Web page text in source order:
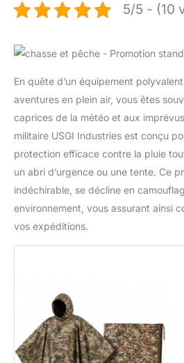
5/5 - (10
En quête d’un équipement
aventures en plein air, vous êtes
caprices de la météo et aux
militaire USGI Industries est conçu
protection efficace contre la pluie
un abri d’urgence ou une tente. Ce
indéchirable, se décline en
environnement, vous assurant ainsi
vos expéditions.